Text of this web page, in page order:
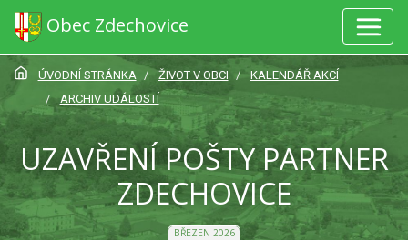
Obec Zdechovice
ÚVODNÍ STRÁNKA ŽIVOT V OBCI
KALENDÁŘ AKCÍ
ARCHIV UDÁLOSTÍ
UZAVŘENÍ POŠTY PARTNER
ZDECHOVICE
BŘEZEN 2026